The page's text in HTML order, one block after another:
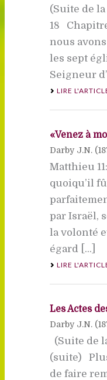
(Suite de la
18
nous
les sept
Seigneur
LIRE
«Venez à
Darby J.N. (
Matthieu
quoiqu’il
par Israël,
la volonté
égard [...]
LIRE
Les Actes
Darby J.N. (
(Suite de
(suite)
de faire